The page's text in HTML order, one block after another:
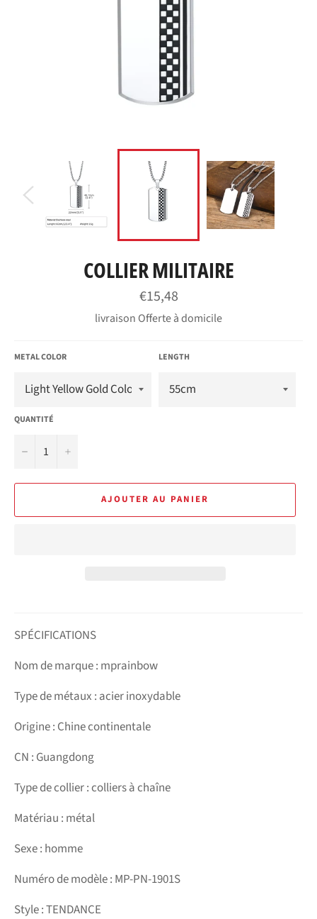
COLLIER MILITAIRE
Prix
régulier
€15,48
livraison Offerte à domicile
METAL COLOR LENGTH
QUANTITÉ
− +
AJOUTER AU PANIER
SPÉCIFICATIONS
Nom de marque : mprainbow
Type de métaux : acier inoxydable
Origine : Chine continentale
CN : Guangdong
Type de collier : colliers à chaîne
Matériau : métal
Sexe : homme
Numéro de modèle : MP-PN-1901S
Style : TENDANCE